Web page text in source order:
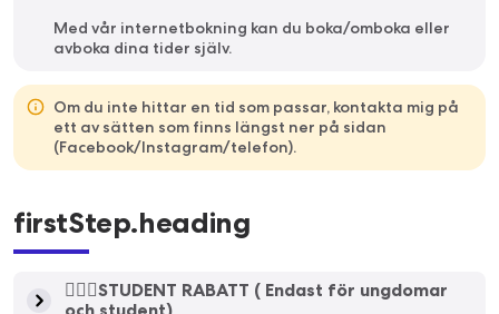
Med vår internetbokning kan du boka/omboka eller
avboka dina tider själv.
Om du inte hittar en tid som passar, kontakta mig på
ett av sätten som finns längst ner på sidan
(Facebook/Instagram/telefon).
firstStep.heading
👱🏻‍♀️STUDENT RABATT ( Endast för ungdomar